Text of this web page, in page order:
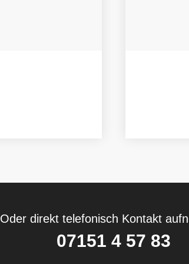
Oder direkt telefonisch Kontakt
07151 4 57 83